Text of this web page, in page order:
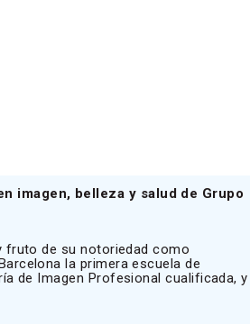
imagen, belleza y salud de Grupo
fruto de su notoriedad como
la primera escuela de
de Imagen Profesional cualificada, y